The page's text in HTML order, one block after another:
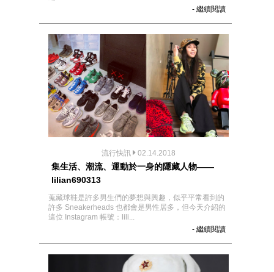
- 繼續閱讀
流行快訊 02.14.2018
集生活、潮流、運動於一身的隱藏人物——
lilian690313
蒐藏球鞋是許多男生們的夢想與興趣，似乎平常看到的
許多 Sneakerheads 也都會是男性居多，但今天介紹的
這位 Instagram 帳號：lili...
- 繼續閱讀